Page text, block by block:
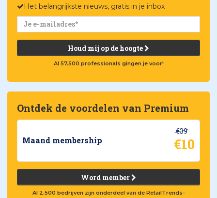
Het belangrijkste nieuws, gratis in je inbox
Houd mij op de hoogte
Al 57.500 professionals gingen je voor!
Ontdek de voordelen van Premium
Maand membership
€39
€10
Word member
Al 2.500 bedrijven zijn onderdeel van de RetailTrends-